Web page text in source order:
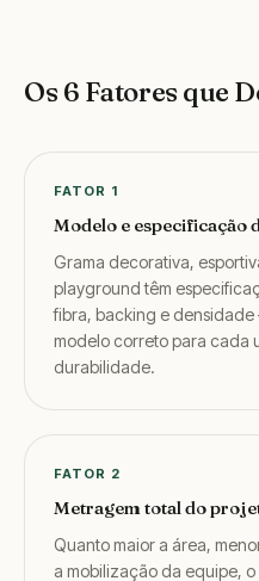
Os 6 Fatores que
FATOR 1
Modelo e especificação
Grama decorativa,
playground têm
fibra, backing e
modelo correto para cada
durabilidade.
FATOR 2
Metragem total do
Quanto maior a área,
a mobilização da equipe,